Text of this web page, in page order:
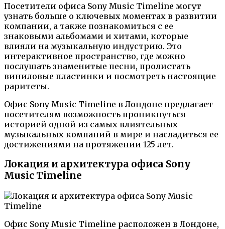
Посетители офиса Sony Music Timeline могут
узнать больше о ключевых моментах в развитии
компании, а также познакомиться с ее
знаковыми альбомами и хитами, которые
влияли на музыкальную индустрию. Это
интерактивное пространство, где можно
послушать знаменитые песни, пролистать
виниловые пластинки и посмотреть настоящие
раритеты.
Офис Sony Music Timeline в Лондоне предлагает
посетителям возможность проникнуться
историей одной из самых влиятельных
музыкальных компаний в мире и насладиться ее
достижениями на протяжении 125 лет.
Локация и архитектура офиса Sony
Music Timeline
Офис Sony Music Timeline расположен в Лондоне,